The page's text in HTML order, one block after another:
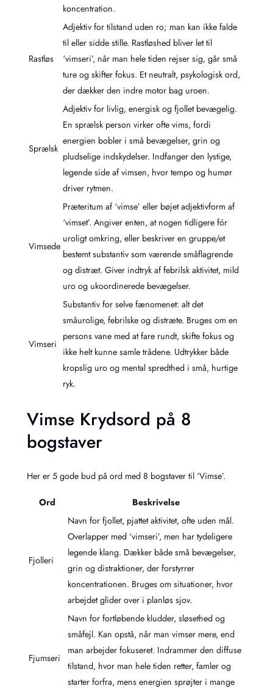
koncentration.
Rastløs
Adjektiv for tilstand uden ro; man kan ikke falde
til eller sidde stille. Rastløshed bliver let til
‘vimseri’, når man hele tiden rejser sig, går små
ture og skifter fokus. Et neutralt, psykologisk ord,
der dækker den indre motor bag uroen.
Sprælsk
Adjektiv for livlig, energisk og fjollet bevægelig.
En sprælsk person virker ofte vims, fordi
energien bobler i små bevægelser, grin og
pludselige indskydelser. Indfanger den lystige,
legende side af vimsen, hvor tempo og humør
driver rytmen.
Vimsede
Præteritum af ‘vimse’ eller bøjet adjektivform af
‘vimset’. Angiver enten, at nogen tidligere fór
uroligt omkring, eller beskriver en gruppe/et
bestemt substantiv som værende småflagrende
og distræt. Giver indtryk af febrilsk aktivitet, mild
uro og ukoordinerede bevægelser.
Vimseri
Substantiv for selve fænomenet: alt det
småurolige, febrilske og distræte. Bruges om en
persons vane med at fare rundt, skifte fokus og
ikke helt kunne samle trådene. Udtrykker både
kropslig uro og mental spredthed i små, hurtige
ryk.
Vimse Krydsord på 8
bogstaver
Her er 5 gode bud på ord med 8 bogstaver til ‘Vimse’.
Ord Beskrivelse
Fjolleri
Navn for fjollet, pjattet aktivitet, ofte uden mål.
Overlapper med ‘vimseri’, men har tydeligere
legende klang. Dækker både små bevægelser,
grin og distraktioner, der forstyrrer
koncentrationen. Bruges om situationer, hvor
arbejdet glider over i planløs sjov.
Fjumseri
Navn for fortløbende kludder, sløsethed og
småfejl. Kan opstå, når man vimser mere, end
man arbejder fokuseret. Indrammer den diffuse
tilstand, hvor man hele tiden retter, famler og
starter forfra, mens energien sprøjter i mange